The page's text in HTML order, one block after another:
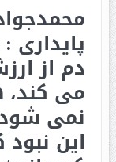
دم از
می
نمی شود
این نبود